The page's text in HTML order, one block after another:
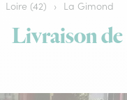
Loire (42) › La Gimond
Livraison